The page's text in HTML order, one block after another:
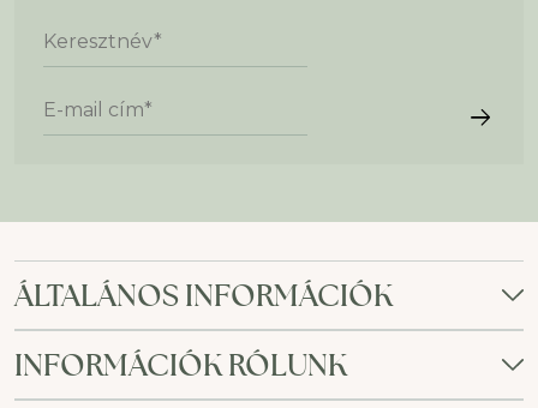
Keresztnév*
E-mail cím*
ÁLTALÁNOS INFORMÁCIÓK
INFORMÁCIÓK RÓLUNK